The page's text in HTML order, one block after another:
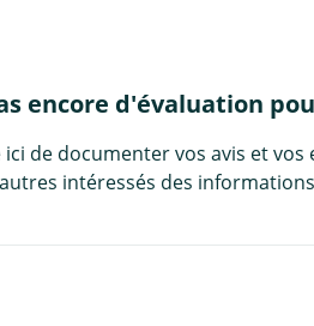
encore d'évaluation
de documenter vos avis et
intéressés des